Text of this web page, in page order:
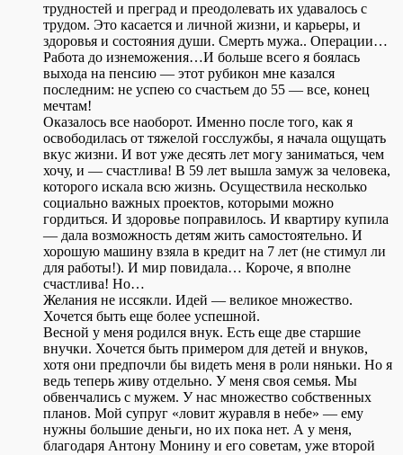
трудностей и преград и преодолевать их удавалось с
трудом. Это касается и личной жизни, и карьеры, и
здоровья и состояния души. Смерть мужа.. Операции…
Работа до изнеможения…И больше всего я боялась
выхода на пенсию — этот рубикон мне казался
последним: не успею со счастьем до 55 — все, конец
мечтам!
Оказалось все наоборот. Именно после того, как я
освободилась от тяжелой госслужбы, я начала ощущать
вкус жизни. И вот уже десять лет могу заниматься, чем
хочу, и — счастлива! В 59 лет вышла замуж за человека,
которого искала всю жизнь. Осуществила несколько
социально важных проектов, которыми можно
гордиться. И здоровье поправилось. И квартиру купила
— дала возможность детям жить самостоятельно. И
хорошую машину взяла в кредит на 7 лет (не стимул ли
для работы!). И мир повидала… Короче, я вполне
счастлива! Но…
Желания не иссякли. Идей — великое множество.
Хочется быть еще более успешной.
Весной у меня родился внук. Есть еще две старшие
внучки. Хочется быть примером для детей и внуков,
хотя они предпочли бы видеть меня в роли няньки. Но я
ведь теперь живу отдельно. У меня своя семья. Мы
обвенчались с мужем. У нас множество собственных
планов. Мой супруг «ловит журавля в небе» — ему
нужны большие деньги, но их пока нет. А у меня,
благодаря Антону Монину и его советам, уже второй